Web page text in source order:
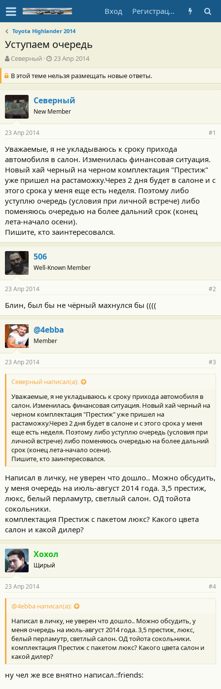
Вход Регистрация
Toyota Highlander 2014
Уступаем очередь
А
в
т
о
р
т
е
м
ы
Северный
Д
а
т
а
а
ч
а
23 Апр 2014
В этой теме нельзя размещать новые ответы.
Северный
New Member
23 Апр 2014 #1
Уважаемые, я не укладываюсь к сроку прихода
автомобиля в салон. Изменилась финансовая ситуация.
Новый хай черный на черном комплектация "Престиж"
уже пришел на растаможку.Через 2 дня будет в салоне и с
этого срока у меня еще есть неделя. Поэтому либо
уступлю очередь (условия при личной встрече) либо
поменяюсь очередью на более дальний срок (конец
лета-начало осени).
Пишите, кто заинтересовался.
506
Well-Known Member
23 Апр 2014 #2
Блин, был бы не чёрный махнулся бы ((((
@4ebba
Member
23 Апр 2014 #3
Северный написал(а):
Уважаемые, я не укладываюсь к сроку прихода автомобиля в
салон. Изменилась финансовая ситуация. Новый хай черный на
черном комплектация "Престиж" уже пришел на
растаможку.Через 2 дня будет в салоне и с этого срока у меня
еще есть неделя. Поэтому либо уступлю очередь (условия при
личной встрече) либо поменяюсь очередью на более дальний
срок (конец лета-начало осени).
Пишите, кто заинтересовался.
Написал в личку, не уверен что дошло.. Можно обсудить,
у меня очередь на июль-август 2014 года. 3,5 престиж,
люкс, белый перламутр, светлый салон. ОД тойота
сокольники.
комплектация Престиж с пакетом люкс? Какого цвета
салон и какой дилер?
Хохол
Щирый
23 Апр 2014 #4
@4ebba написал(а):
Написал в личку, не уверен что дошло.. Можно обсудить, у
меня очередь на июль-август 2014 года. 3,5 престиж, люкс,
белый перламутр, светлый салон. ОД тойота сокольники.
комплектация Престиж с пакетом люкс? Какого цвета салон и
какой дилер?
ну чел же все внятно написал.:friends: